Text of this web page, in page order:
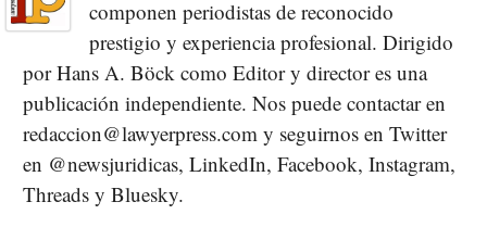
componen periodistas de reconocido
prestigio y experiencia profesional. Dirigido
por Hans A. Böck como Editor y director es una
publicación independiente. Nos puede contactar en
redaccion@lawyerpress.com y seguirnos en Twitter
en @newsjuridicas, LinkedIn, Facebook, Instagram,
Threads y Bluesky.